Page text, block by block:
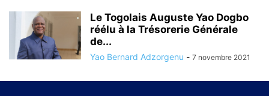
Le Togolais Auguste Yao Dogbo
réélu à la Trésorerie Générale
de...
Yao Bernard Adzorgenu - 7 novembre 2021